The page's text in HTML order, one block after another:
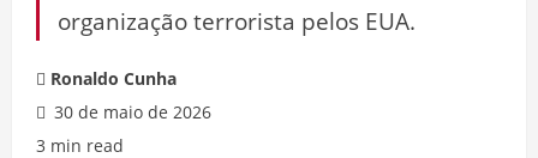
organização terrorista pelos EUA.
Ronaldo Cunha
30 de maio de 2026
3 min read